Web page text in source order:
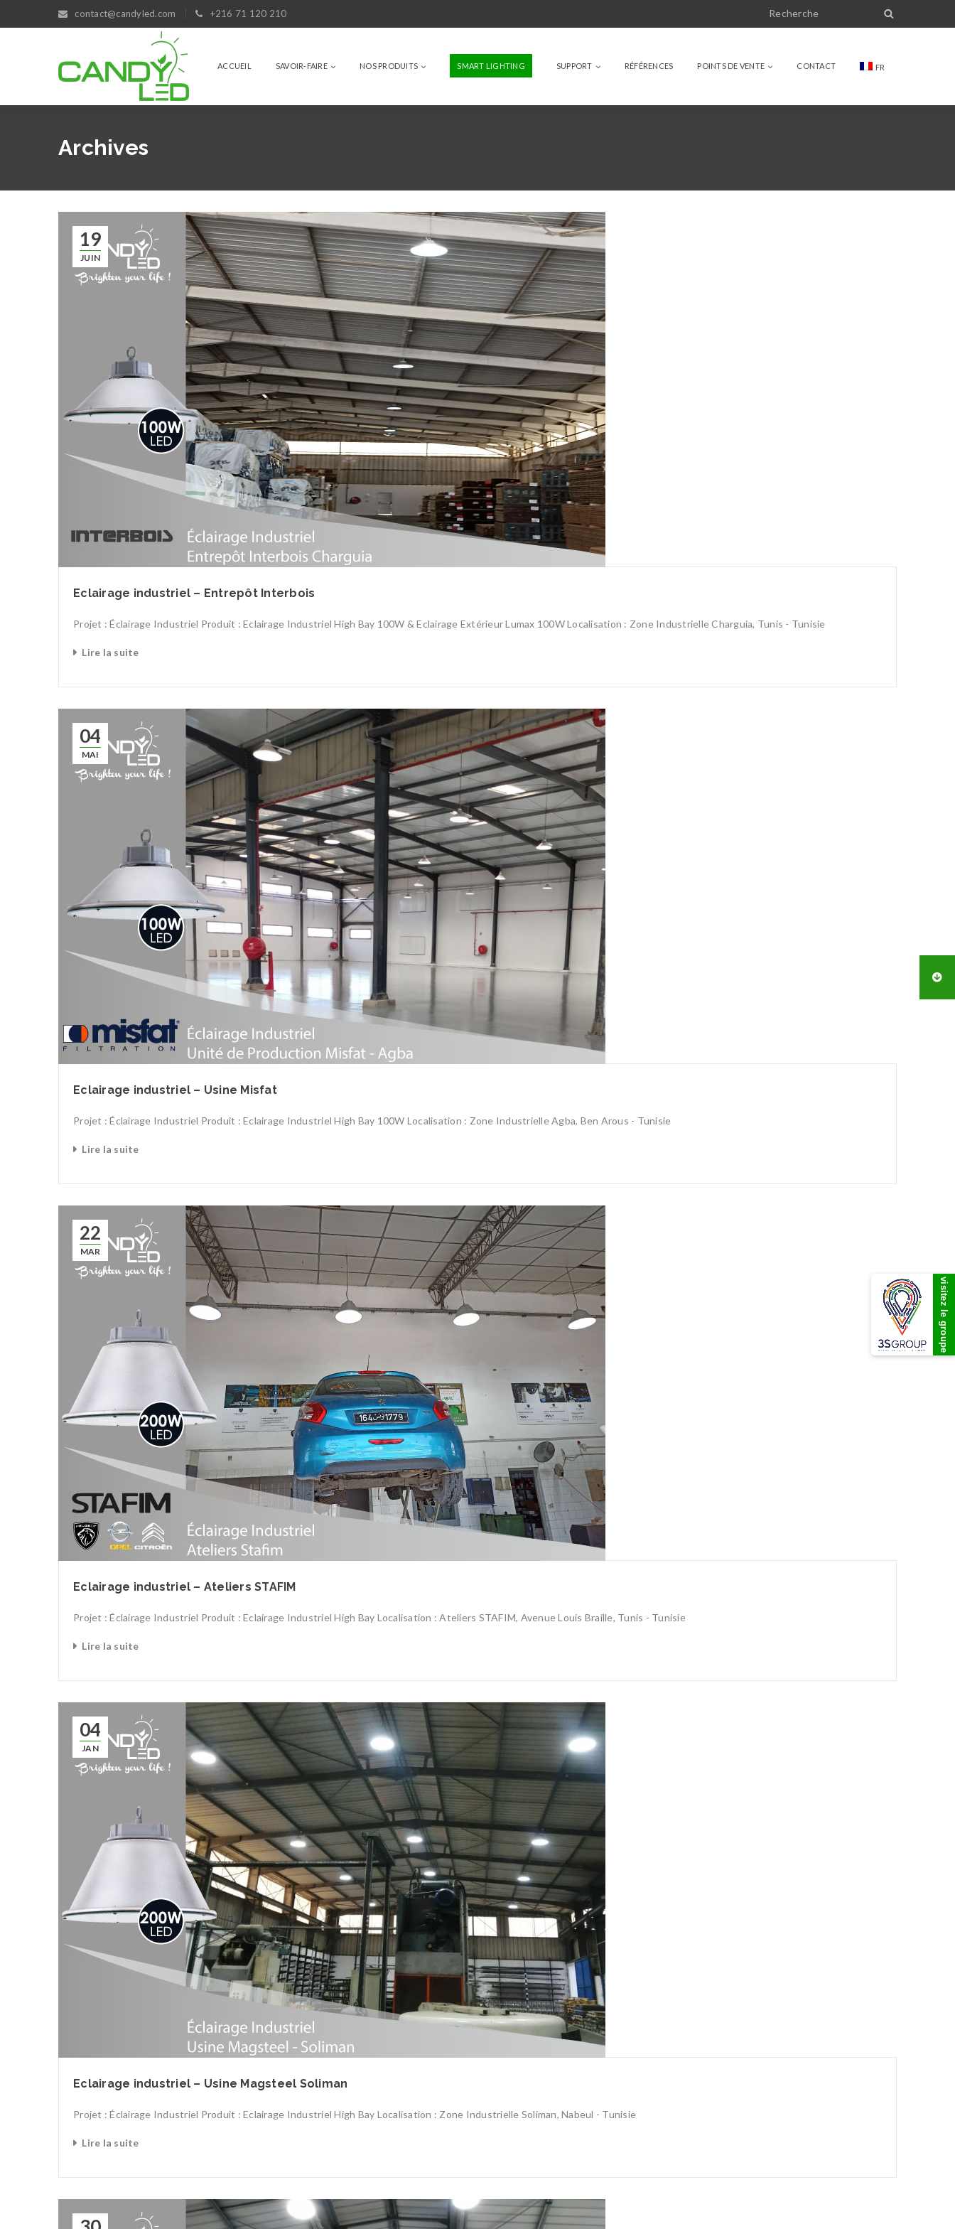
contact@candyled.com +216 71 120 210
ACCUEIL SAVOIR-FAIRE NOS PRODUITS SMART LIGHTING SUPPORT RÉFÉRENCES POINTS DE VENTE CONTACT FR
Archives
19
JUIN
Eclairage industriel – Entrepôt Interbois
Projet : Éclairage Industriel Produit : Eclairage Industriel High Bay 100W & Eclairage Extérieur Lumax 100W Localisation : Zone Industrielle Charguia, Tunis - Tunisie
Lire la suite
04
MAI
Eclairage industriel – Usine Misfat
Projet : Éclairage Industriel Produit : Eclairage Industriel High Bay 100W Localisation : Zone Industrielle Agba, Ben Arous - Tunisie
Lire la suite
22
MAR
Eclairage industriel – Ateliers STAFIM
Projet : Éclairage Industriel Produit : Eclairage Industriel High Bay Localisation : Ateliers STAFIM, Avenue Louis Braille, Tunis - Tunisie
Lire la suite
04
JAN
Eclairage industriel – Usine Magsteel Soliman
Projet : Éclairage Industriel Produit : Eclairage Industriel High Bay Localisation : Zone Industrielle Soliman, Nabeul - Tunisie
Lire la suite
visitez le groupe